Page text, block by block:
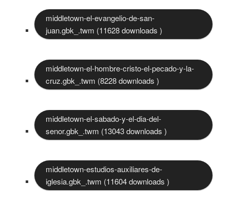
middletown-el-evangelio-de-san-
juan.gbk_.twm (11628 downloads )
middletown-el-hombre-cristo-el-pecado-y-la-
cruz.gbk_.twm (8228 downloads )
middletown-el-sabado-y-el-dia-del-
senor.gbk_.twm (13043 downloads )
middletown-estudios-auxiliares-de-
iglesia.gbk_.twm (11604 downloads )